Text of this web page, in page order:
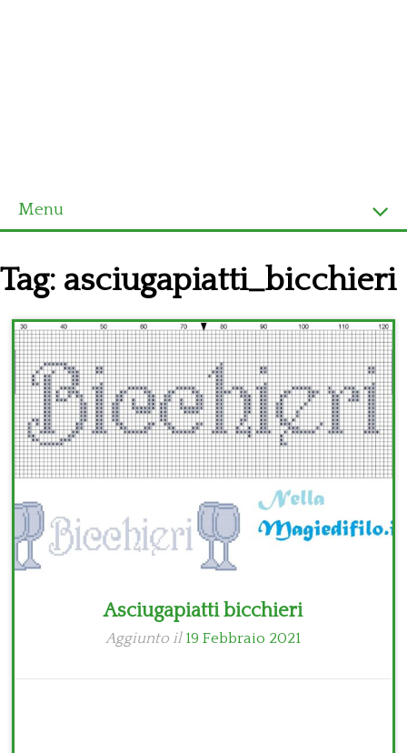
Menu
Ultimi schemi
Alfabeto
Bambini
Disney
Thun
Tag: asciugapiatti_bicchieri
Asciugapiatti bicchieri
Aggiunto il 19 Febbraio 2021